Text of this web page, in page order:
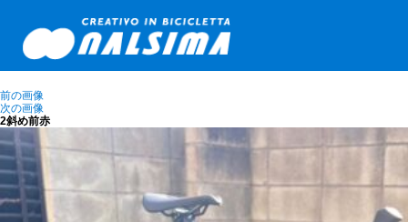
前の画像
次の画像
2斜め前赤